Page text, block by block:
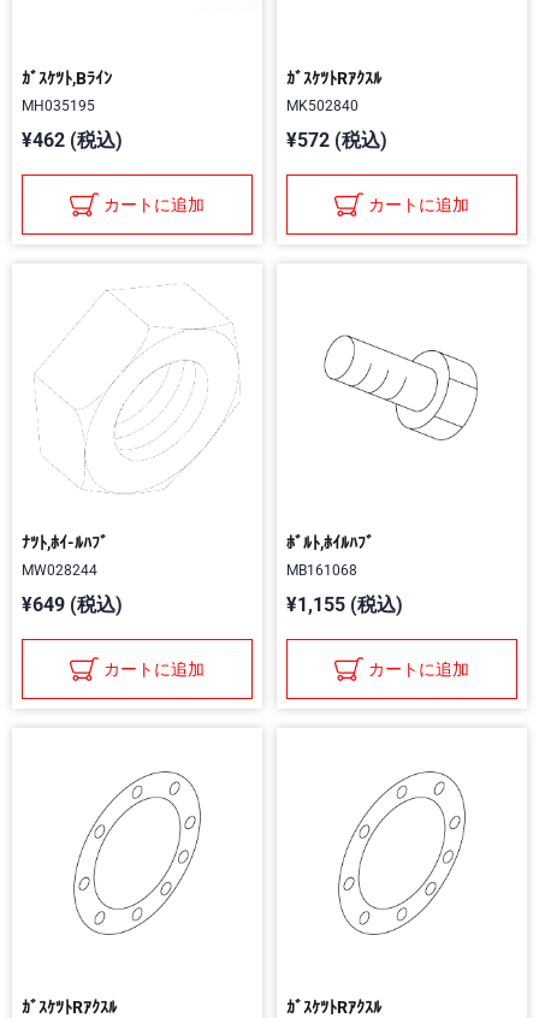
ｶﾞｽｹﾂﾄ,Bﾗｲﾝ
MH035195
¥462 (税込)
カートに追加
ｶﾞｽｹﾂﾄRｱｸｽﾙ
MK502840
¥572 (税込)
カートに追加
ﾅﾂﾄ,ﾎｲ-ﾙﾊﾌﾞ
MW028244
¥649 (税込)
カートに追加
ﾎﾞﾙﾄ,ﾎｲﾙﾊﾌﾞ
MB161068
¥1,155 (税込)
カートに追加
ｶﾞｽｹﾂﾄRｱｸｽﾙ ｶﾞｽｹﾂﾄRｱｸｽﾙ